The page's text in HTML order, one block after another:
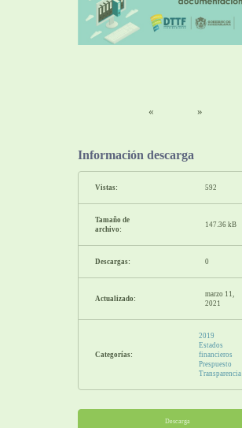
« »
Información descarga
Vistas: 592
Tamaño de
archivo:
147.36 kB
Descargas: 0
Actualizado:
marzo 11,
2021
Categorías:
2019
Estados
financieros
Prespuesto
Transparencia
Descarga